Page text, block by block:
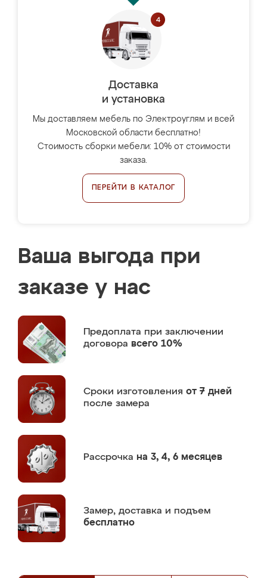
Доставка
и установка
Мы доставляем мебель по Электроуглям и всей
Московской области бесплатно!
Стоимость сборки мебели: 10% от стоимости
заказа.
ПЕРЕЙТИ В КАТАЛОГ
Ваша выгода при
заказе у нас
Предоплата при заключении
договора всего 10%
Сроки изготовления от 7 дней
после замера
Рассрочка на 3, 4, 6 месяцев
Замер, доставка и подъем
бесплатно